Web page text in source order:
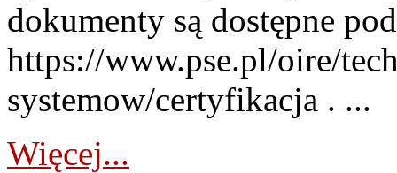
dokumenty są dostępne
https://www.pse.pl/oire/
systemow/certyfikacja . ...
Więcej...